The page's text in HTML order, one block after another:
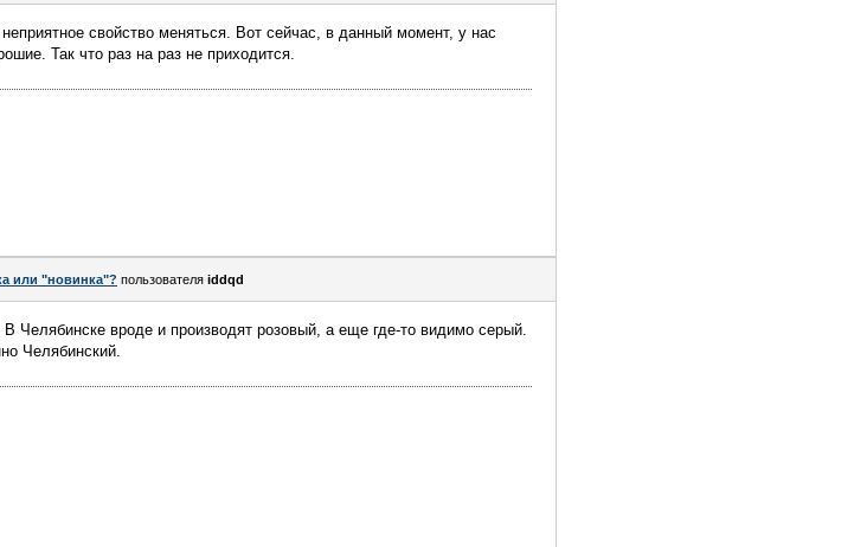
свойство меняться. Вот сейчас, в данный момент, у нас
Так что раз на раз не приходится.
или "новинка"? пользователя iddqd
Челябинске вроде и производят розовый, а еще где-то видимо серый.
Челябинский.